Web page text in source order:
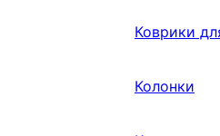
Коврики
Колонки